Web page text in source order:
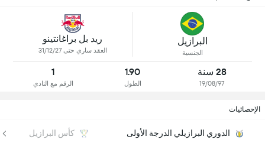
البرازيل
الجنسية
ريد بل براغانتينو
العقد ساري حتى 31/12/27
28 سنة
19/08/97
1.90
الطول
1
الرقم مع النادي
الإحصائيات
الدوري البرازيلي الدرجة الأولى كأس البرازيل